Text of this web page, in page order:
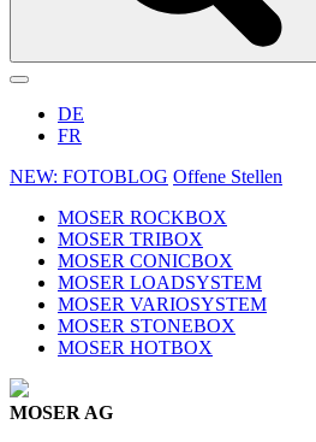
DE
FR
NEW: FOTOBLOG Offene Stellen
MOSER ROCKBOX
MOSER TRIBOX
MOSER CONICBOX
MOSER LOADSYSTEM
MOSER VARIOSYSTEM
MOSER STONEBOX
MOSER HOTBOX
MOSER AG